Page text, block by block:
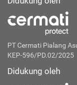
PT Cermati Pialang
KEP-596/PD.02/2025
Didukung oleh